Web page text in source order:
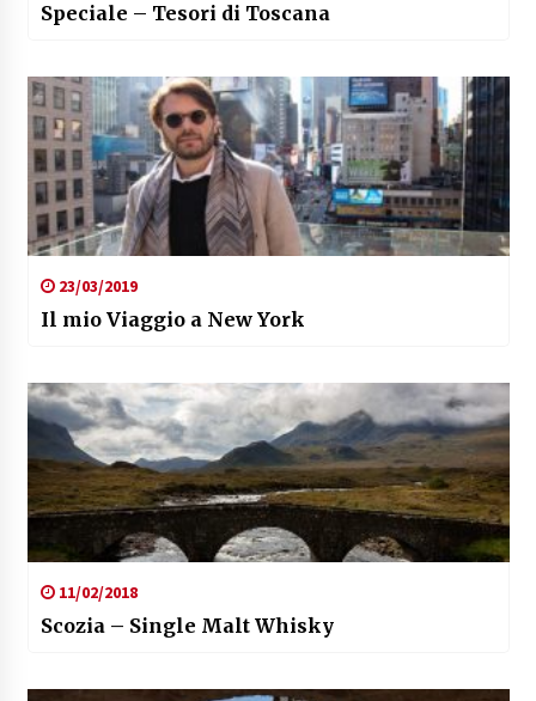
Speciale – Tesori di Toscana
23/03/2019
Il mio Viaggio a New York
11/02/2018
Scozia – Single Malt Whisky